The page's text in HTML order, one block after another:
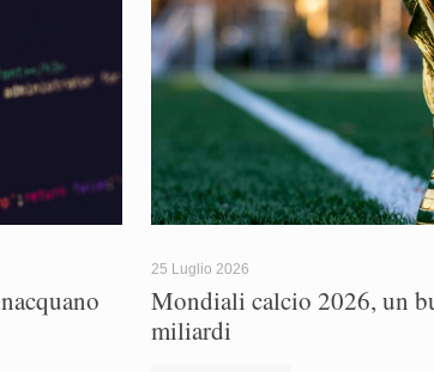
25 Luglio 2026
Mondiali calcio 2026, un
miliardi